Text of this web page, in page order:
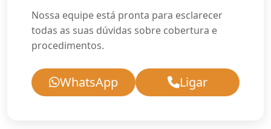
Nossa equipe está pronta para esclarecer
todas as suas dúvidas sobre cobertura e
procedimentos.
WhatsApp Ligar